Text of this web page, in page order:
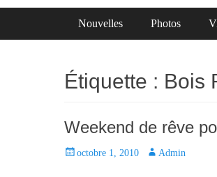
Primary Menu
Skip
Nouvelles Photos
Étiquette : Bois
Weekend de rêve
P
octobre 1, 2010
A Admin